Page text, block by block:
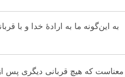
به این‌گونه ما به ارادۀ خدا و با
معناست که هیچ قربانی دیگری